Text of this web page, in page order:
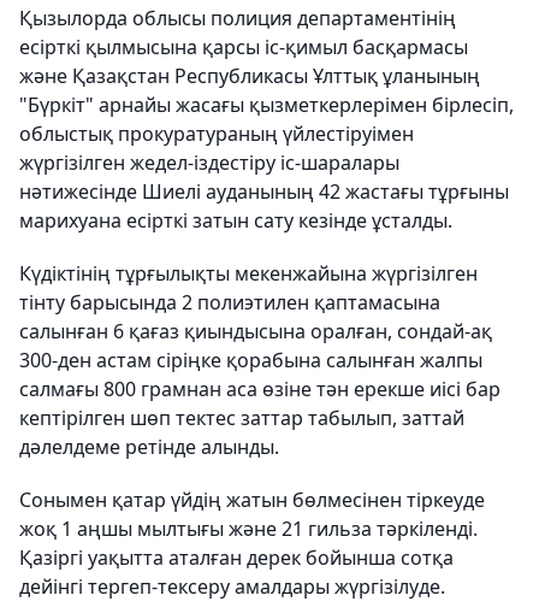
Қызылорда облысы полиция департаментінің
есірткі қылмысына қарсы іс-қимыл басқармасы
және Қазақстан Республикасы Ұлттық ұланының
"Бүркіт" арнайы жасағы қызметкерлерімен бірлесіп,
облыстық прокуратураның үйлестіруімен
жүргізілген жедел-іздестіру іс-шаралары
нәтижесінде Шиелі ауданының 42 жастағы тұрғыны
марихуана есірткі затын сату кезінде ұсталды.
Күдіктінің тұрғылықты мекенжайына жүргізілген
тінту барысында 2 полиэтилен қаптамасына
салынған 6 қағаз қиындысына оралған, сондай-ақ
300-ден астам сіріңке қорабына салынған жалпы
салмағы 800 грамнан аса өзіне тән ерекше иісі бар
кептірілген шөп тектес заттар табылып, заттай
дәлелдеме ретінде алынды.
Сонымен қатар үйдің жатын бөлмесінен тіркеуде
жоқ 1 аңшы мылтығы және 21 гильза тәркіленді.
Қазіргі уақытта аталған дерек бойынша сотқа
дейінгі тергеп-тексеру амалдары жүргізілуде.